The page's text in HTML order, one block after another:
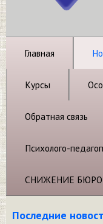
Главная
Курсы
Обратная связь
Психолого-
СНИЖЕНИЕ
Последние